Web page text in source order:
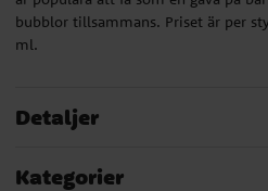
bubblor tillsammans. Priset är per
ml.
Detaljer
Kategorier